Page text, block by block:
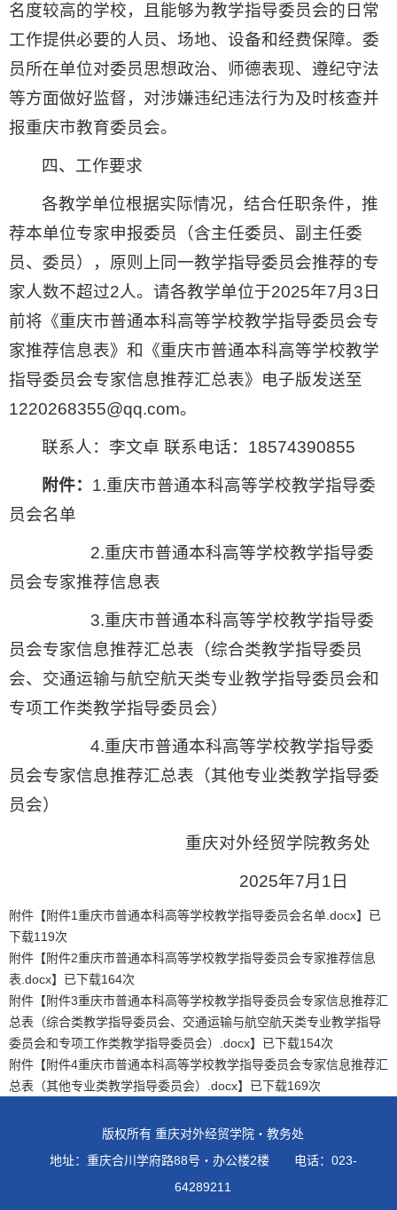
名度较高的学校，且能够为教学指导委员会的日常
工作提供必要的人员、场地、设备和经费保障。委
员所在单位对委员思想政治、师德表现、遵纪守法
等方面做好监督，对涉嫌违纪违法行为及时核查并
报重庆市教育委员会。
四、工作要求
各教学单位根据实际情况，结合任职条件，推
荐本单位专家申报委员（含主任委员、副主任委
员、委员），原则上同一教学指导委员会推荐的专
家人数不超过2人。请各教学单位于2025年7月3日
前将《重庆市普通本科高等学校教学指导委员会专
家推荐信息表》和《重庆市普通本科高等学校教学
指导委员会专家信息推荐汇总表》电子版发送至
1220268355@qq.com。
联系人：李文卓 联系电话：18574390855
附件： 1.重庆市普通本科高等学校教学指导委
员会名单
2.重庆市普通本科高等学校教学指导委
员会专家推荐信息表
3.重庆市普通本科高等学校教学指导委
员会专家信息推荐汇总表（综合类教学指导委员
会、交通运输与航空航天类专业教学指导委员会和
专项工作类教学指导委员会）
4.重庆市普通本科高等学校教学指导委
员会专家信息推荐汇总表（其他专业类教学指导委
员会）
重庆对外经贸学院教务处
2025年7月1日
附件【附件1重庆市普通本科高等学校教学指导委员会名单.docx】已
下载119次
附件【附件2重庆市普通本科高等学校教学指导委员会专家推荐信息
表.docx】已下载164次
附件【附件3重庆市普通本科高等学校教学指导委员会专家信息推荐汇
总表（综合类教学指导委员会、交通运输与航空航天类专业教学指导
委员会和专项工作类教学指导委员会）.docx】已下载154次
附件【附件4重庆市普通本科高等学校教学指导委员会专家信息推荐汇
总表（其他专业类教学指导委员会）.docx】已下载169次
版权所有 重庆对外经贸学院・教务处
地址：重庆合川学府路88号・办公楼2楼 电话：023-
64289211